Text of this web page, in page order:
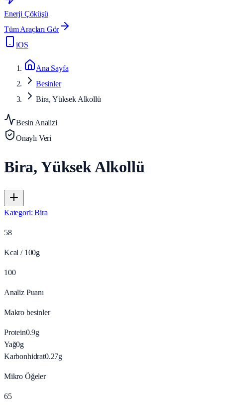
Enerji Çöküşü
Tüm Araçları Gör
iOS
Ana Sayfa
Besinler
Bira, Yüksek Alkollü
Besin Analizi
Onaylı Veri
Bira, Yüksek Alkollü
Kategori:Bira
58
Kcal / 100g
100
Analiz Puanı
Makro besinler
Protein0.9g
Yağ0g
Karbonhidrat0.27g
Mikro Öğeler
65